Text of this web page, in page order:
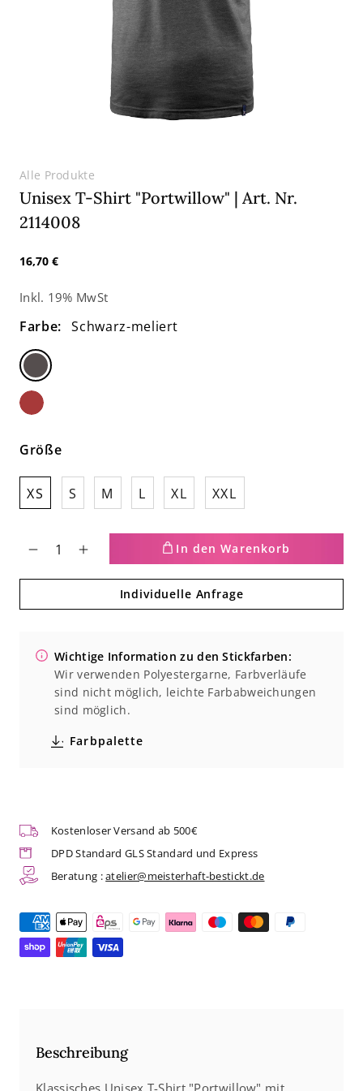
Alle Produkte
Unisex T-Shirt "Portwillow" | Art. Nr.
2114008
Normaler
Preis
16,70 €
Inkl. 19% MwSt
Farbe: Schwarz-meliert
Schwarz-
meliert
Größe
XS S M L XL XXL
für
Unisex
Shirt
Art.
Nr.
Erhöhe
für
Unisex
T-
Shirt
Nr.
In den Warenkorb
Individuelle Anfrage
Wichtige Information zu den Stickfarben:
Wir verwenden Polyestergarne, Farbverläufe
sind nicht möglich, leichte Farbabweichungen
sind möglich.
Farbpalette
Kostenloser Versand ab 500€
DPD Standard GLS Standard und Express
Beratung :atelier@meisterhaft-bestickt.de
Beschreibung
Klassisches Unisex T-Shirt "Portwillow" mit